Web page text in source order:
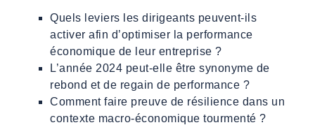
Quels leviers les dirigeants peuvent-ils
activer afin d’optimiser la performance
économique de leur entreprise ?
L’année 2024 peut-elle être synonyme de
rebond et de regain de performance ?
Comment faire preuve de résilience dans un
contexte macro-économique tourmenté ?